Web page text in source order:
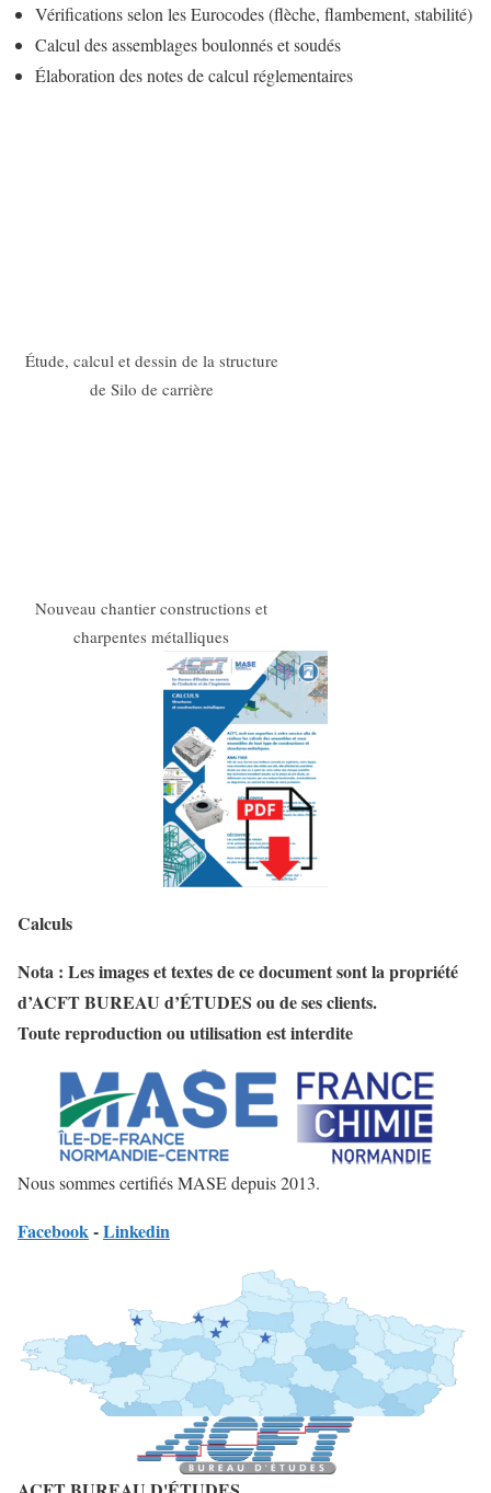
Vérifications selon les Eurocodes (flèche, flambement, stabilité)
Calcul des assemblages boulonnés et soudés
Élaboration des notes de calcul réglementaires
Étude, calcul et dessin de la structure
de Silo de carrière
Nouveau chantier constructions et
charpentes métalliques
Calculs
Nota : Les images et textes de ce document sont la propriété
d’ACFT BUREAU d’ÉTUDES ou de ses clients.
Toute reproduction ou utilisation est interdite
Nous sommes certifiés MASE depuis 2013.
Facebook-Linkedin